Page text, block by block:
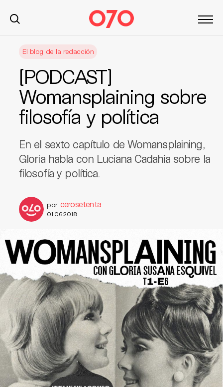
El blog de la redacción
[PODCAST]
Womansplaining sobre
filosofía y política
En el sexto capítulo de Womansplaining,
Gloria habla con Luciana Cadahia sobre la
filosofía y política.
por cerosetenta
01.06.2018